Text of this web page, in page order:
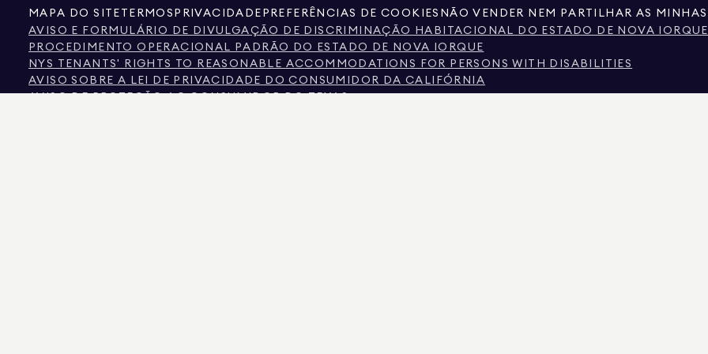
MAPA DO SITE TERMOS PRIVACIDADE PREFERÊNCIAS DE COOKIES NÃO VENDER NEM PARTILHAR AS
AVISO E FORMULÁRIO DE DIVULGAÇÃO DE DISCRIMINAÇÃO HABITACIONAL DO ESTADO DE NOVA IORQUE
PROCEDIMENTO OPERACIONAL PADRÃO DO ESTADO DE NOVA IORQUE
NYS TENANTS' RIGHTS TO REASONABLE ACCOMMODATIONS FOR PERSONS WITH DISABILITIES
AVISO SOBRE A LEI DE PRIVACIDADE DO CONSUMIDOR DA CALIFÓRNIA